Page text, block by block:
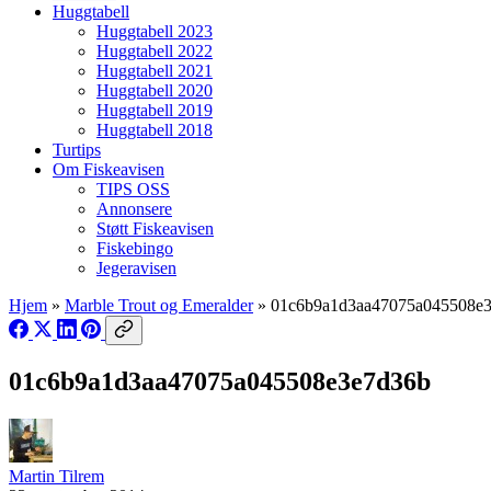
Huggtabell
Huggtabell 2023
Huggtabell 2022
Huggtabell 2021
Huggtabell 2020
Huggtabell 2019
Huggtabell 2018
Turtips
Om Fiskeavisen
TIPS OSS
Annonsere
Støtt Fiskeavisen
Fiskebingo
Jegeravisen
Hjem » Marble Trout og Emeralder»
01c6b9a1d3aa47075a045508e3e7d36b
Martin Tilrem